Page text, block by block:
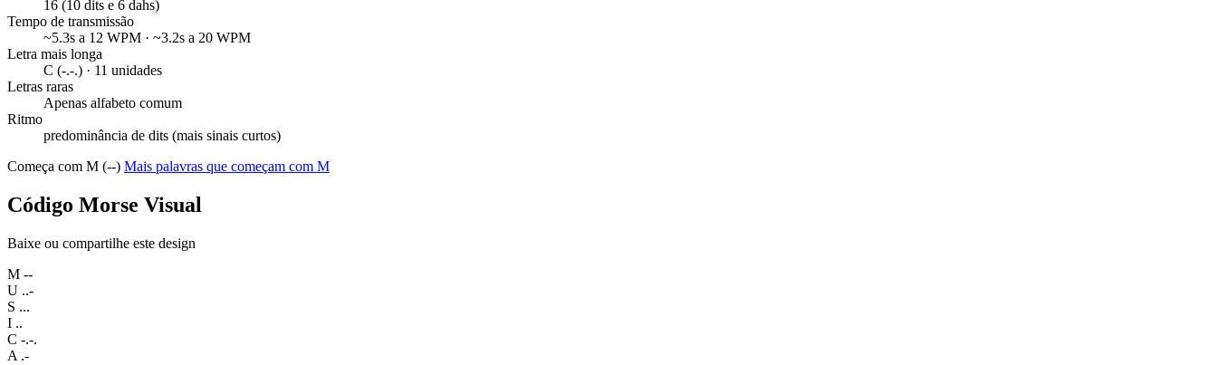
16 (10 dits e 6 dahs)
Tempo de transmissão
~5.3s a 12 WPM · ~3.2s a 20 WPM
Letra mais longa
C (-.-.) · 11 unidades
Letras raras
Apenas alfabeto comum
Ritmo
predominância de dits (mais sinais curtos)
Começa com M (--) Mais palavras que começam com M
Código Morse Visual
Baixe ou compartilhe este design
M --
U ..-
S ...
I ..
C -.-.
A .-